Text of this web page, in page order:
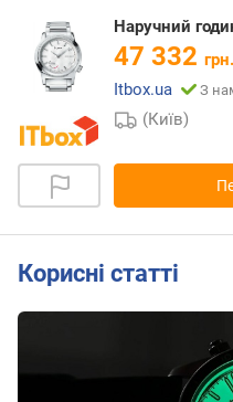
Наручний
47 332 грн.
Itbox.ua
З
(Київ)
Корисні статті